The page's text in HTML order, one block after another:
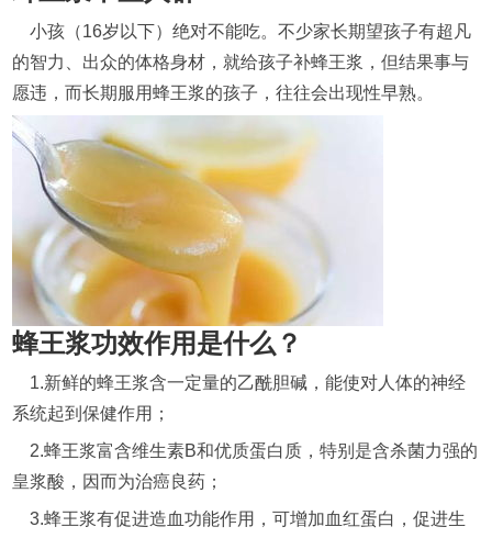
小孩（16岁以下）绝对不能吃。不少家长期望孩子有超凡
的智力、出众的体格身材，就给孩子补蜂王浆，但结果事与
愿违，而长期服用蜂王浆的孩子，往往会出现性早熟。
蜂王浆功效作用是什么？
1.新鲜的蜂王浆含一定量的乙酰胆碱，能使对人体的神经
系统起到保健作用；
2.蜂王浆富含维生素B和优质蛋白质，特别是含杀菌力强的
皇浆酸，因而为治癌良药；
3.蜂王浆有促进造血功能作用，可增加血红蛋白，促进生